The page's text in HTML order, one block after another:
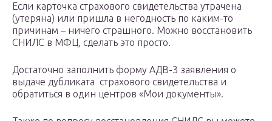
Если карточка страхового свидетельства утрачена
(утеряна) или пришла в негодность по каким-то
причинам – ничего страшного. Можно восстановить
СНИЛС в МФЦ, сделать это просто.
Достаточно заполнить форму АДВ-3 заявления о
выдаче дубликата страхового свидетельства и
обратиться в один центров «Мои документы».